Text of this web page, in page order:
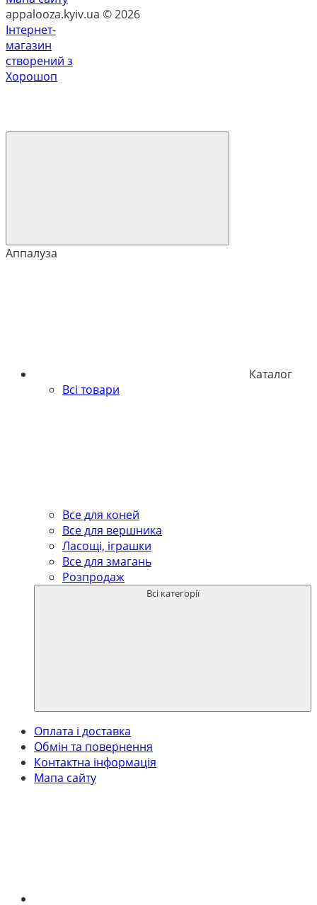
appalooza.kyiv.ua © 2026
Інтернет-
магазин
створений з
Хорошоп
Аппалуза
Каталог
Всі товари
Все для коней
Все для вершника
Ласощі, іграшки
Все для змагань
Розпродаж
Всі категорії
Оплата і доставка
Обмін та повернення
Контактна інформація
Мапа сайту